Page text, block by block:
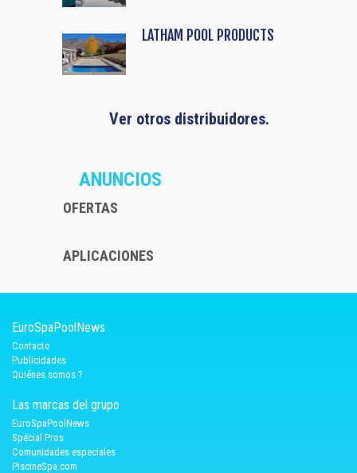
LATHAM POOL PRODUCTS
Ver otros distribuidores.
ANUNCIOS
OFERTAS
APLICACIONES
EuroSpaPoolNews
Contacto
Publicidades
Quiénes somos ?
Las marcas del grupo
EuroSpaPoolNews
Spécial Pros
Comunidades especiales
PiscineSpa.com